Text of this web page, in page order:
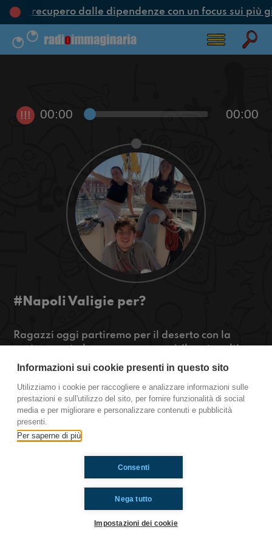
e recupero dalle dipendenze con un focus sui più
!!! 00:00 00:00
#Napoli Valigie per?
Ragazzi oggi partiremo per il deserto con la
nostra amata barca, ma non sarà il nostro ultimo
viaggio. Rimanete sintonizzati per scoprirli!
https://www.radioimmaginaria.it
Napoli
Ti è piaciuto? Condividilo!
Informazioni sui cookie presenti in questo sito
Utilizziamo i cookie per raccogliere e analizzare informazioni sulle
prestazioni e sull'utilizzo del sito, per fornire funzionalità di social
media e per migliorare e personalizzare contenuti e pubblicità
presenti.
Per saperne di più
Nega tutto
Consenti
Impostazioni dei cookie